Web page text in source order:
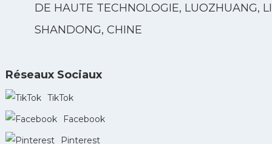
DE HAUTE TECHNOLOGIE, LUOZHUANG,
SHANDONG, CHINE
Réseaux Sociaux
TikTok
Facebook
Pinterest